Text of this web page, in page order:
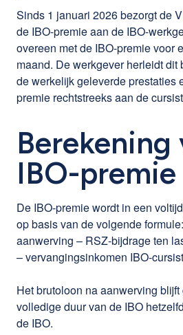
Sinds 1 januari 2026 bezorgt de
de IBO-premie aan de IBO-
overeen met de IBO-premie voor
maand. De werkgever herleidt dit
de werkelijk geleverde prestaties
premie rechtstreeks aan de
Berekening
IBO-premie
De IBO-premie wordt in een
op basis van de volgende
aanwerving – RSZ-bijdrage ten
– vervangingsinkomen IBO-
Het brutoloon na aanwerving
volledige duur van de IBO
de IBO.